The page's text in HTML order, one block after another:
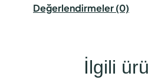
Değerlendirmeler (0)
İlgili